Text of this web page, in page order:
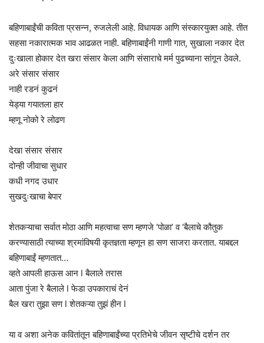
बहिणाबाईंची कविता प्रसन्न, रुजलेली आहे. विधायक आणि संस्कारयुक्त आहे. तीत
सहसा नकारात्मक भाव आढळत नाही. बहिणाबाईंनी गाणी गात, सुखाला नकार देत
दुःखाला होकार देत खरा संसार केला आणि संसाराचे मर्म पुढच्याना सांगून ठेवले.
अरे संसार संसार
नाही रडनं कुढनं
येड्या गयातला हार
म्हणू नोको रे लोढण
देखा संसार संसार
दोन्ही जीवाचा सुधार
कधी नगद उधार
सुखदुःखाचा बेपार
शेतकऱ्याचा सर्वात मोठा आणि महत्वाचा सण म्हणजे ‘पोळा’ व ‘बैलाचे कौतुक
करण्यासाठी त्याच्या श्रमांविषयी कृतज्ञता म्हणून हा सण साजरा करतात. याबद्दल
बहिणाबाईं म्हणतात…
व्हते आपली हाऊस आन l बैलाले तरास
आता पुंजा रे बैलाले l फेडा उपकाराचं देनं
बैल खरा तुझा सण l शेतकऱ्या तुझं हीन l
या व अशा अनेक कवितांतून बहिणाबाईंच्या प्रतिभेचे जीवन सृष्टीचे दर्शन तर